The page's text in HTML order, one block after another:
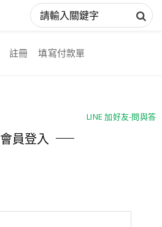
註冊 填寫付款單
LINE 加好友-問與答
會員登入